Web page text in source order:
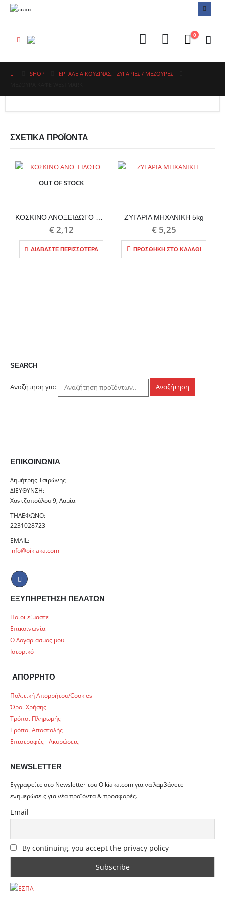
0
SHOP ΕΡΓΑΛΕΙΑ ΚΟΥΖΙΝΑΣ
ΖΥΓΑΡΙΈΣ / ΜΕΖΟΎΡΕΣ
ΣΧΕΤΙΚΆ ΠΡΟΪΌΝΤΑ
OUT OF STOCK
€2,12
ΔΙΑΒΆΣΤΕ ΠΕΡΙΣΣΌΤΕΡΑ
ΖΥΓΑΡΙΑ ΜΗΧΑΝΙΚΗ 5kg
€5,25
ΠΡΟΣΘΉΚΗ ΣΤΟ ΚΑΛΆΘΙ
SEARCH
Αναζήτηση για: Αναζήτηση
ΕΠΙΚΟΙΝΩΝΊΑ
Δημήτρης Τσιρώνης
ΔΙΕΎΘΥΝΣΗ:
Χαντζοπούλου 9, Λαμία
ΤΗΛΈΦΩΝΟ:
2231028723
EMAIL:
info@oikiaka.com
ΕΞΥΠΗΡΕΤΗΣΗ ΠΕΛΑΤΩΝ
Ποιοι είμαστε
Επικοινωνία
Ο Λογαριασμος μου
Ιστορικό
ΑΠΟΡΡΗΤΟ
Πολιτική Απορρήτου/Cookies
Όροι Χρήσης
Τρόποι Πληρωμής
Τρόποι Αποστολής
Επιστροφές - Ακυρώσεις
NEWSLETTER
Εγγραφείτε στο Newsletter του Oikiaka.com για να λαμβάνετε
ενημερώσεις για νέα προϊόντα & προσφορές.
Email
By continuing, you accept the privacy policy